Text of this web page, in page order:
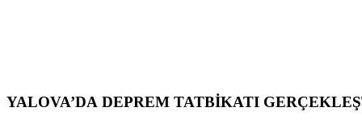
YALOVA’DA DEPREM TATBİKATI